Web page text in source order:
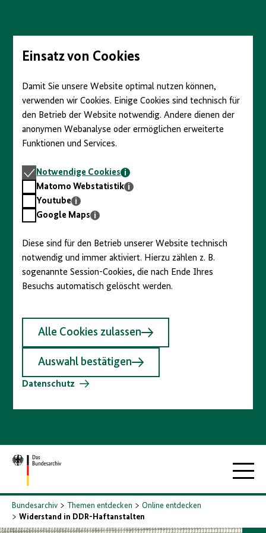
Seiteninhalt
springenEinsatz von Cookies
Damit Sie unsere Website optimal nutzen können,
verwenden wir Cookies. Einige Cookies sind technisch für
den Betrieb der Website notwendig. Andere dienen der
anonymen Webanalyse oder ermöglichen erweiterte
Funktionen und Services.
Notwendige
Cookies
Notwendige Cookies
Matomo
Webstatistik
Matomo Webstatistik
Youtube
Youtube
GoogleGoogle Maps
Diese sind für den Betrieb unserer Website technisch
notwendig und immer aktiviert. Hierzu zählen z. B.
sogenannte Session-Cookies, die nach Ende Ihres
Besuchs automatisch gelöscht werden.
Alle Cookies zulassen
Auswahl bestätigen
Datenschutz
Zur
Startseite
Bundesarchiv Themen entdecken
Online entdecken
Widerstand in DDR-Haftanstalten